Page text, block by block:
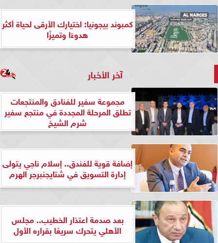
كمبوند بيجونيا: اختيارك الأرقى لحياة أكثر
هدوءًا وتميزًا
آخر الأخبار
مجموعة سفير للفنادق والمنتجعات
تطلق المرحلة المجددة في منتجع سفير
شرم الشيخ
إضافة قوية للفندق.. إسلام ناجي يتولى
إدارة التسويق في شتايجنبرجر الهرم
بعد صدمة اعتذار الخطيب.. مجلس
الأهلي يتحرك سريعًا بقراره الأول